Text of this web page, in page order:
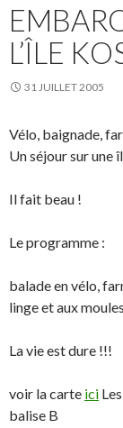
L’ÎLE
31 JUILLET 2005
Vélo, baignade,
Un séjour sur une
Il fait beau !
Le programme :
balade en vélo,
linge et aux
La vie est dure !!!
voir la carte ici
balise B